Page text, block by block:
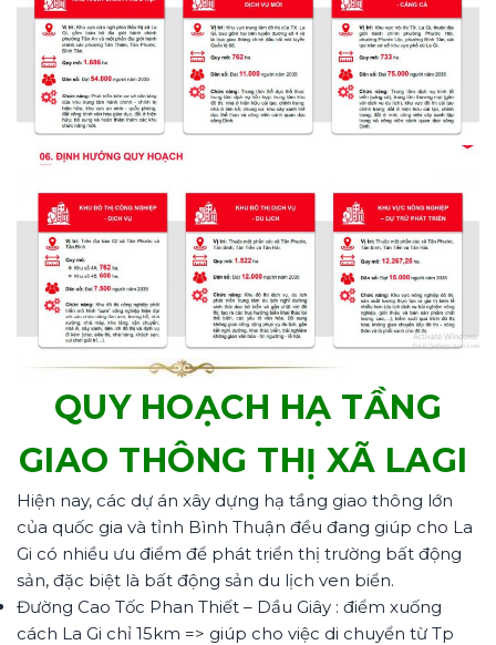
QUY HOẠCH HẠ TẦNG
GIAO THÔNG THỊ XÃ LAGI
Hiện nay, các dự án xây dựng hạ tầng giao thông lớn
của quốc gia và tỉnh Bình Thuận đều đang giúp cho La
Gi có nhiều ưu điểm để phát triển thị trường bất động
sản, đặc biệt là bất động sản du lịch ven biển.
Đường Cao Tốc Phan Thiết – Dầu Giây : điểm xuống
cách La Gi chỉ 15km => giúp cho việc di chuyển từ Tp